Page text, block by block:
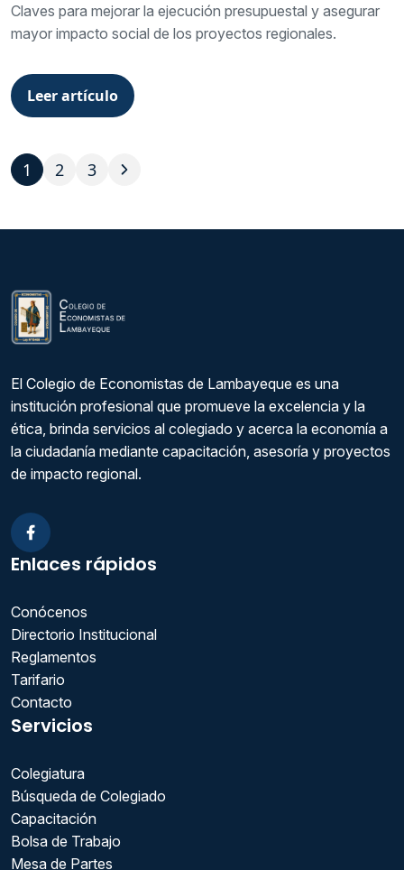
Claves para mejorar la ejecución presupuestal y asegurar
mayor impacto social de los proyectos regionales.
Leer artículo
1 2 3
El Colegio de Economistas de Lambayeque es una
institución profesional que promueve la excelencia y la
ética, brinda servicios al colegiado y acerca la economía a
la ciudadanía mediante capacitación, asesoría y proyectos
de impacto regional.
Facebook
Enlaces rápidos
Conócenos
Directorio Institucional
Reglamentos
Tarifario
Contacto
Servicios
Colegiatura
Búsqueda de Colegiado
Capacitación
Bolsa de Trabajo
Mesa de Partes